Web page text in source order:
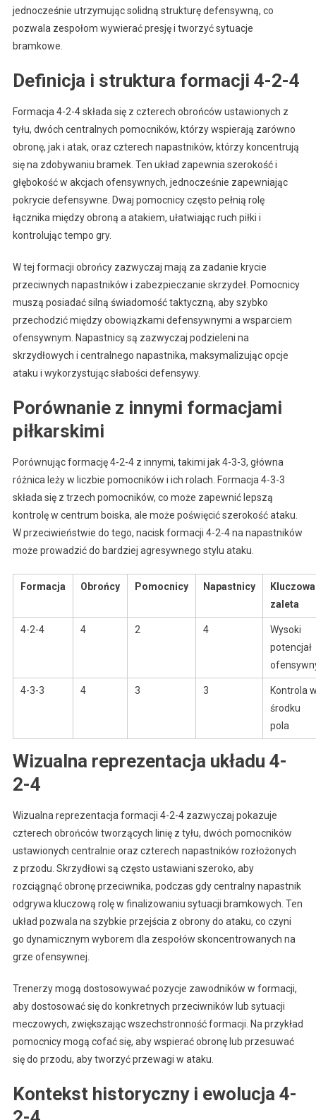
jednocześnie utrzymując solidną strukturę defensywną, co
pozwala zespołom wywierać presję i tworzyć sytuacje
bramkowe.
Definicja i struktura formacji 4-2-4
Formacja 4-2-4 składa się z czterech obrońców ustawionych z
tyłu, dwóch centralnych pomocników, którzy wspierają zarówno
obronę, jak i atak, oraz czterech napastników, którzy koncentrują
się na zdobywaniu bramek. Ten układ zapewnia szerokość i
głębokość w akcjach ofensywnych, jednocześnie zapewniając
pokrycie defensywne. Dwaj pomocnicy często pełnią rolę
łącznika między obroną a atakiem, ułatwiając ruch piłki i
kontrolując tempo gry.
W tej formacji obrońcy zazwyczaj mają za zadanie krycie
przeciwnych napastników i zabezpieczanie skrzydeł. Pomocnicy
muszą posiadać silną świadomość taktyczną, aby szybko
przechodzić między obowiązkami defensywnymi a wsparciem
ofensywnym. Napastnicy są zazwyczaj podzieleni na
skrzydłowych i centralnego napastnika, maksymalizując opcje
ataku i wykorzystując słabości defensywy.
Porównanie z innymi formacjami
piłkarskimi
Porównując formację 4-2-4 z innymi, takimi jak 4-3-3, główna
różnica leży w liczbie pomocników i ich rolach. Formacja 4-3-3
składa się z trzech pomocników, co może zapewnić lepszą
kontrolę w centrum boiska, ale może poświęcić szerokość ataku.
W przeciwieństwie do tego, nacisk formacji 4-2-4 na napastników
może prowadzić do bardziej agresywnego stylu ataku.
Formacja Obrońcy Pomocnicy Napastnicy
Kluczowa
zaleta
4-2-4 4 2 4
Wysoki
potencjał
4-3-3 4 3 3
Kontrola
środku
pola
Wizualna reprezentacja układu 4-
2-4
Wizualna reprezentacja formacji 4-2-4 zazwyczaj pokazuje
czterech obrońców tworzących linię z tyłu, dwóch pomocników
ustawionych centralnie oraz czterech napastników rozłożonych
z przodu. Skrzydłowi są często ustawiani szeroko, aby
rozciągnąć obronę przeciwnika, podczas gdy centralny napastnik
odgrywa kluczową rolę w finalizowaniu sytuacji bramkowych. Ten
układ pozwala na szybkie przejścia z obrony do ataku, co czyni
go dynamicznym wyborem dla zespołów skoncentrowanych na
grze ofensywnej.
Trenerzy mogą dostosowywać pozycje zawodników w formacji,
aby dostosować się do konkretnych przeciwników lub sytuacji
meczowych, zwiększając wszechstronność formacji. Na przykład
pomocnicy mogą cofać się, aby wspierać obronę lub przesuwać
się do przodu, aby tworzyć przewagi w ataku.
Kontekst historyczny i ewolucja 4-